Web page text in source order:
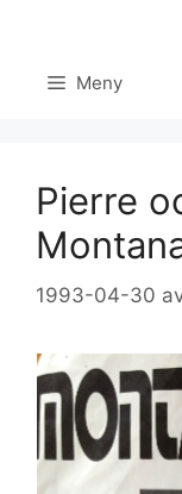
innehåll Meny
Pierre
1993-04-30